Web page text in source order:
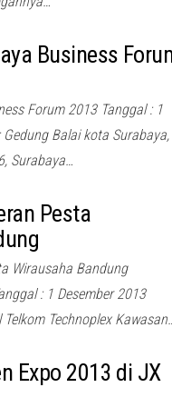
Business
Forum 2013 Tanggal : 1
Balai kota Surabaya,
Surabaya…
Pesta
Wirausaha Bandung
: 1 Desember 2013
Technoplex
Expo 2013 di JX